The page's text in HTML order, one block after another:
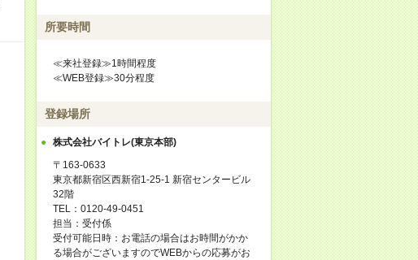
所要時間
≪来社登録≫1時間程度
≪WEB登録≫30分程度
登録場所
株式会社バイトレ(東京本部)
〒163-0633
東京都新宿区西新宿1-25-1 新宿センタービル
32階
TEL：0120-49-0451
担当：受付係
受付可能日時：お電話の場合はお時間がかか
る場合がございますのでWEBからの応募がお